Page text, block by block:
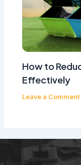
How to
Effectively
Leave a Comment